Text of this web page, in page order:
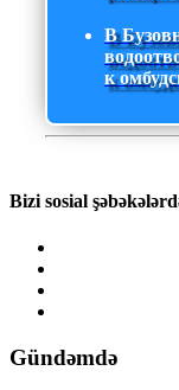
В
к
Bizi sosial
Gündəmdə